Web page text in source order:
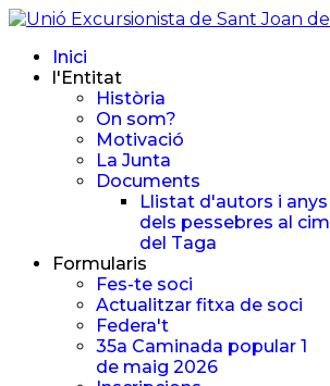
Inici
l'Entitat
Història
On som?
Motivació
La Junta
Documents
Llistat d'autors i anys
dels pessebres al cim
del Taga
Formularis
Fes-te soci
Actualitzar fitxa de soci
Federa't
35a Caminada popular 1
de maig 2026